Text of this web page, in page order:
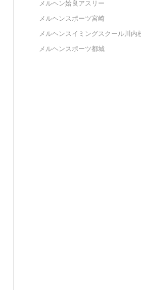
メルヘン姶良アスリー
メルヘンスポーツ宮崎
メルヘンスイミングスクール川内
メルヘンスポーツ都城